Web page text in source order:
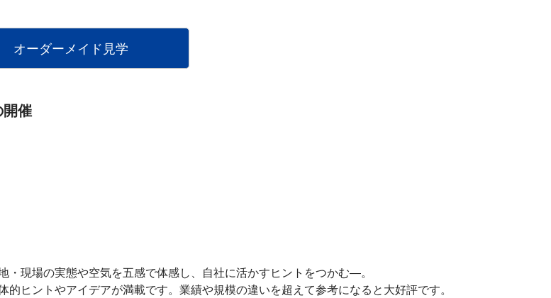
オーダーメイド見学
催
現場の実態や空気を五感で体感し、自社に活かすヒントをつかむ―。
ヒントやアイデアが満載です。業績や規模の違いを超えて参考になると大好評です。